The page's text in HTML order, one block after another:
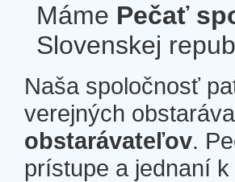
Máme Pečať
Slovenskej
Naša spoločnosť
verejných
obstarávateľov.
prístupe a jednaní